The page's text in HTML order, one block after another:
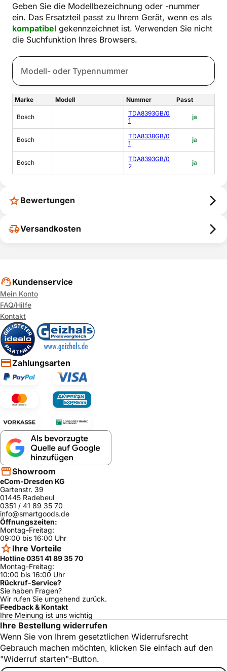
Geben Sie die Modellbezeichnung oder -nummer
ein. Das Ersatzteil passt zu Ihrem Gerät, wenn es als
kompatibel gekennzeichnet ist. Verwenden Sie nicht
die Suchfunktion Ihres Browsers.
Marke Modell Nummer Passt
Bosch
TDA8393GB/0
1
ja
Bosch
TDA8338GB/0
1
ja
Bosch
TDA8393GB/0
2
ja
Bewertungen
Versandkosten
Kundenservice
Mein Konto
FAQ/Hilfe
Kontakt
Zahlungsarten
Showroom
eCom-Dresden KG
Gartenstr. 39
01445 Radebeul
0351 / 41 89 35 70
info@smartgoods.de
Öffnungszeiten:
Montag-Freitag:
09:00 bis 16:00 Uhr
Ihre Vorteile
Hotline 0351 41 89 35 70
Montag-Freitag:
10:00 bis 16:00 Uhr
Rückruf-Service?
Sie haben Fragen?
Wir rufen Sie umgehend zurück.
Feedback & Kontakt
Ihre Meinung ist uns wichtig
Ihre Bestellung widerrufen
Wenn Sie von Ihrem gesetztlichen Widerrufsrecht
Gebrauch machen möchten, klicken Sie einfach auf den
"Widerruf starten"-Button.